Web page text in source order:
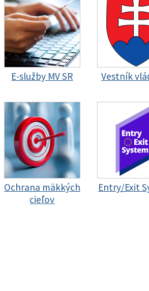
E-služby MV SR Vestník
Ochrana mäkkých
cieľov
Entry/Exit